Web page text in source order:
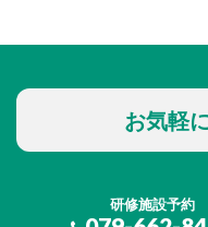
お気軽
研修施設予約